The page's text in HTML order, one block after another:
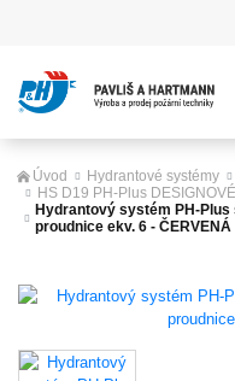
Úvod Hydrantové systémy
HS D19 PH-Plus
Hydrantový systém PH-Plus
proudnice ekv. 6 - ČERVENÁ